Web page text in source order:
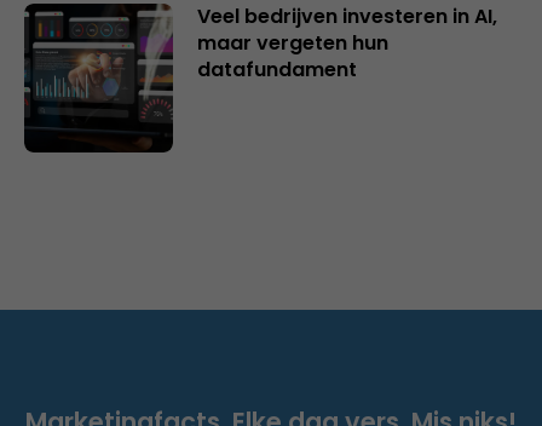
Veel bedrijven investeren in AI,
maar vergeten hun
datafundament